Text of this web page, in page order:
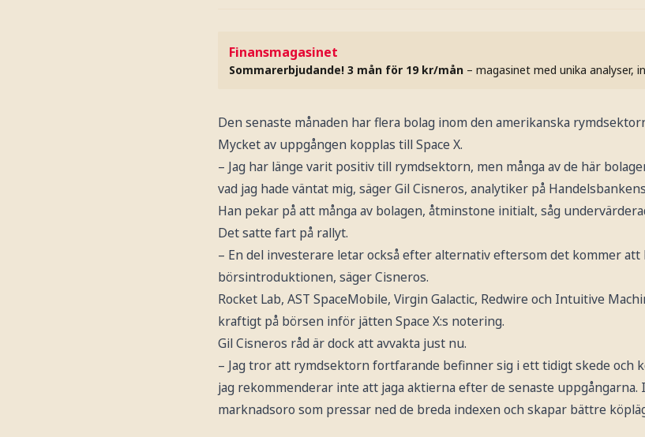
Finansmagasinet
Sommarerbjudande! 3 mån för 19 kr/mån – magasinet med unika analyser,
Den senaste månaden har flera bolag inom den amerikanska
Mycket av uppgången kopplas till Space X.
– Jag har länge varit positiv till rymdsektorn, men många av de här
vad jag hade väntat mig, säger Gil Cisneros, analytiker på
Han pekar på att många av bolagen, åtminstone initialt, såg
Det satte fart på rallyt.
– En del investerare letar också efter alternativ eftersom det kommer
börsintroduktionen, säger Cisneros.
Rocket Lab, AST SpaceMobile, Virgin Galactic, Redwire och Intuitive
kraftigt på börsen inför jätten Space X:s notering.
Gil Cisneros råd är dock att avvakta just nu.
– Jag tror att rymdsektorn fortfarande befinner sig i ett tidigt skede och
jag rekommenderar inte att jaga aktierna efter de senaste
marknadsoro som pressar ned de breda indexen och skapar bättre